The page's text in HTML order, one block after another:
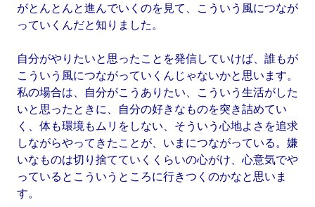
がとんとんと進んでいくのを見て、こういう風につなが
っていくんだと知りました。
自分がやりたいと思ったことを発信していけば、誰もが
こういう風につながっていくんじゃないかと思います。
私の場合は、自分がこうありたい、こういう生活がした
いと思ったときに、自分の好きなものを突き詰めてい
く、体も環境もムリをしない、そういう心地よさを追求
しながらやってきたことが、いまにつながっている。嫌
いなものは切り捨てていくくらいの心がけ、心意気でや
っているとこういうところに行きつくのかなと思いま
す。